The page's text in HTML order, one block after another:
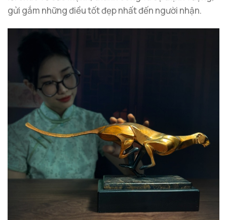
gửi gắm những điều tốt đẹp nhất đến người nhận.